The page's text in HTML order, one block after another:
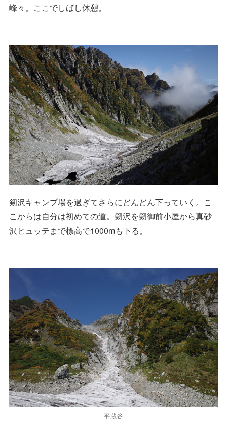
峰々。ここでしばし休憩。
剱沢キャンプ場を過ぎてさらにどんどん下っていく。こ
こからは自分は初めての道。剱沢を剱御前小屋から真砂
沢ヒュッテまで標高で1000mも下る。
平蔵谷